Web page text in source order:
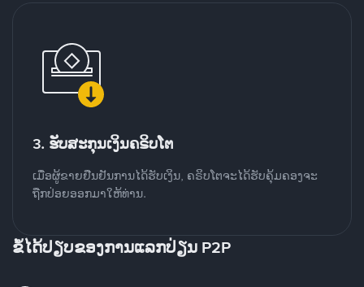
3. ຮັບສະກຸນເງິນຄຣິບໂຕ
ເມື່ອຜູ້ຂາຍຢືນຢັນການໄດ້ຮັບເງິນ, ຄຣິບໂຕຈະໄດ້ຮັບຄຸ້ມຄອງຈະ
ຖືກປ່ອຍອອກມາໃຫ້ທ່ານ.
ຂໍ້ໄດ້ປຽບຂອງການແລກປ່ຽນ P2P